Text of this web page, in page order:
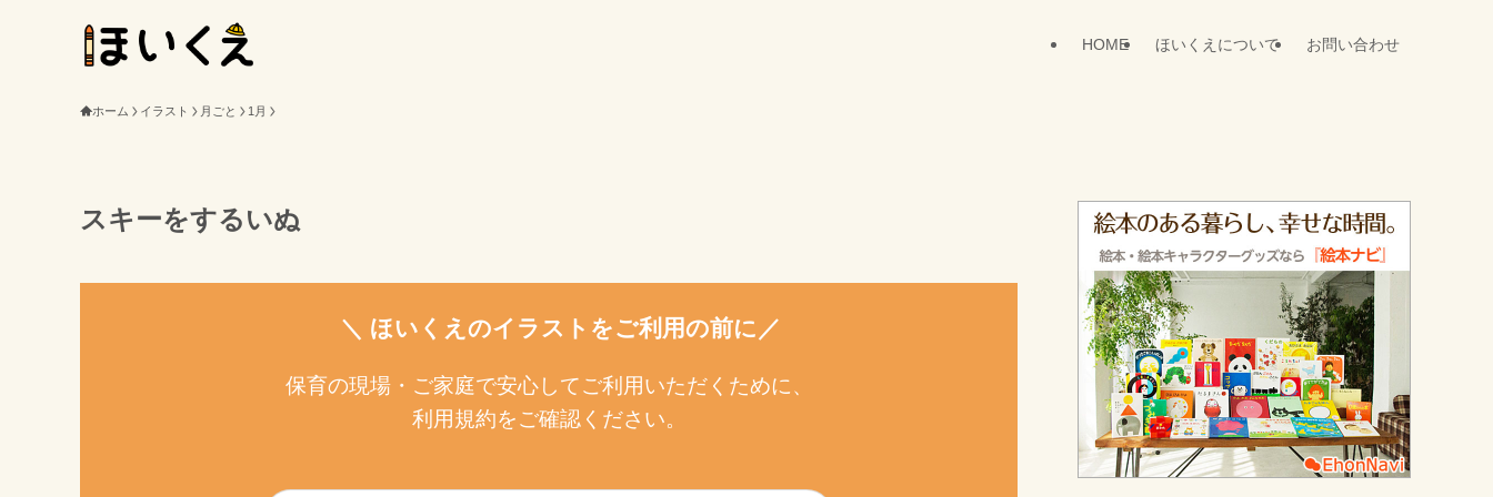
HOME ほいくえについて お問い合わせ
ホーム イラスト 月ごと 1月
スキーをするいぬ
＼ ほいくえのイラストをご利用の前に／
保育の現場・ご家庭で安心してご利用いただくために、
利用規約をご確認ください。